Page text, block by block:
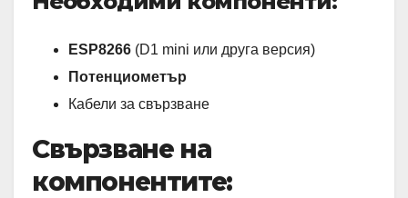
ESP8266 (D1 mini или друга версия)
Потенциометър
Кабели за свързване
Свързване на
компонентите: